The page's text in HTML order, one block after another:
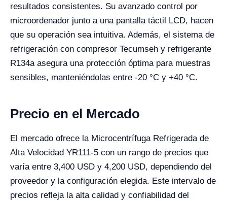
resultados consistentes. Su avanzado control por
microordenador junto a una pantalla táctil LCD, hacen
que su operación sea intuitiva. Además, el sistema de
refrigeración con compresor Tecumseh y refrigerante
R134a asegura una protección óptima para muestras
sensibles, manteniéndolas entre -20 °C y +40 °C.
Precio en el Mercado
El mercado ofrece la Microcentrífuga Refrigerada de
Alta Velocidad YR111-5 con un rango de precios que
varía entre 3,400 USD y 4,200 USD, dependiendo del
proveedor y la configuración elegida. Este intervalo de
precios refleja la alta calidad y confiabilidad del